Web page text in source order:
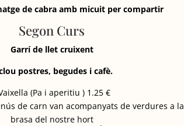
de cabra amb micuit per compartir
Segon Curs
Garrí de llet cruixent
postres, begudes i cafè.
(Pa i aperitiu ) 1.25 €
de carn van acompanyats de verdures a la
brasa del nostre hort